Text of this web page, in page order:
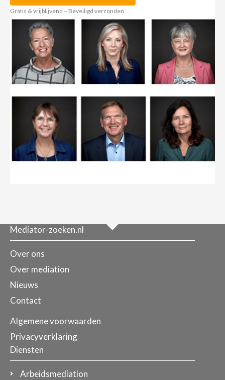
Gratis & vrijblijvend – Beveiligd verzonden
Mediator-zoeken.nl
Over ons
Over mediation
Nieuws
Contact
Algemene voorwaarden
Privacyverklaring
Diensten
Arbeidsmediation